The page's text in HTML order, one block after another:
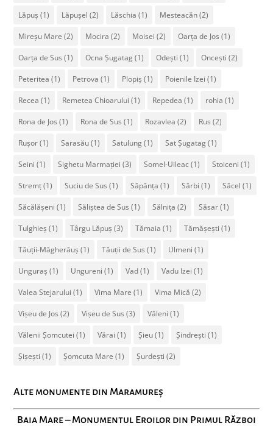
Lăpuș (1) Lăpușel (2) Lăschia (1) Mesteacăn(2)
Mireșu Mare (2) Mocira (2) Moisei (2) Oarța de Jos (1)
Oarța de Sus (1) Ocna Șugatag(1) Odești (1) Oncești (2)
Peteritea (1) Petrova (1) Plopiș (1) Poienile Izei (1)
Recea (1) Remetea Chioarului (1) Repedea (1) rohia (1)
Rona de Jos (1) Rona de Sus (1) Rozavlea (2) Rus (2)
Rușor(1) Sarasău(1) Satulung(1) Sat Șugatag(1)
Seini (1) Sighetu Marmației (3) Somel-Uileac(1) Stoiceni (1)
Stremț(1) Suciu de Sus (1) Sâpânța (1) Sârbi (1) Săcel (1)
Săcălășeni (1) Săliștea de Sus (1) Sălnița (2) Săsar(1)
Tulghieș (1) Târgu Lăpuș (3) Tămaia (1) Tămășești (1)
Tăuții-Măgherăuș (1) Tăuții de Sus (1) Ulmeni (1)
Unguraș (1) Ungureni (1) Vad(1) Vadu Izei (1)
Valea Stejarului (1) Vima Mare (1) Vima Mică (2)
Vișeu de Jos (2) Vișeu de Sus (3) Văleni (1)
Vălenii Șomcutei (1) Vărai (1) Șieu(1) Șindrești (1)
Șișești (1) Șomcuta Mare (1) Șurdești (2)
Alte monumente din Maramureș
Baia Mare – Monumentul Eroilor din Primul Război